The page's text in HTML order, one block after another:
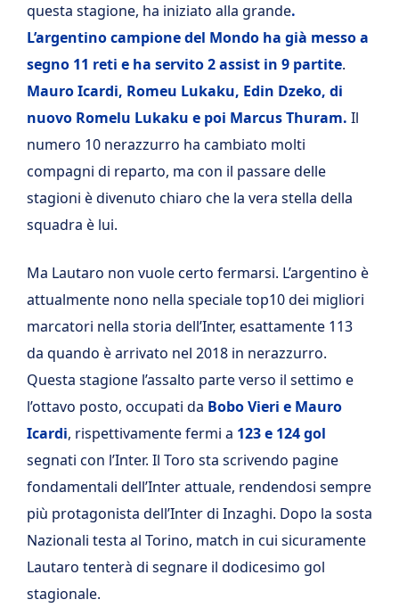
questa stagione, ha iniziato alla grande.
L’argentino campione del Mondo ha già messo a
segno 11 reti e ha servito 2 assist in 9 partite.
Mauro Icardi, Romeu Lukaku, Edin Dzeko, di
nuovo Romelu Lukaku e poi Marcus Thuram. Il
numero 10 nerazzurro ha cambiato molti
compagni di reparto, ma con il passare delle
stagioni è divenuto chiaro che la vera stella della
squadra è lui.
Ma Lautaro non vuole certo fermarsi. L’argentino è
attualmente nono nella speciale top10 dei migliori
marcatori nella storia dell’Inter, esattamente 113
da quando è arrivato nel 2018 in nerazzurro.
Questa stagione l’assalto parte verso il settimo e
l’ottavo posto, occupati da Bobo Vieri e Mauro
Icardi, rispettivamente fermi a 123 e 124 gol
segnati con l’Inter. Il Toro sta scrivendo pagine
fondamentali dell’Inter attuale, rendendosi sempre
più protagonista dell’Inter di Inzaghi. Dopo la sosta
Nazionali testa al Torino, match in cui sicuramente
Lautaro tenterà di segnare il dodicesimo gol
stagionale.